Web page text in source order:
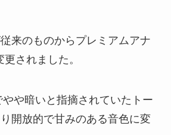
来のものからプレミアムアナ
されました。
や暗いと指摘されていたトー
開放的で甘みのある音色に変